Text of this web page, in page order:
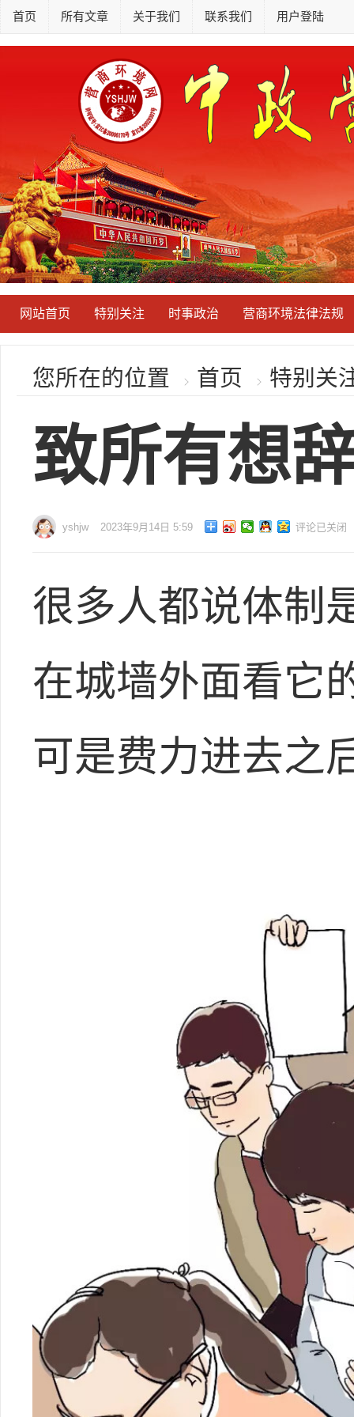
首页 所有文章 关于我们 联系我们 用户登陆
网站首页 特别关注 时事政治 营商环境法律法规
您所在的位置 首页 特别关
致所有想
yshjw 2023年9月14日 5:59 评论已关闭
很多人都说体制
在城墙外面看它
可是费力进去之